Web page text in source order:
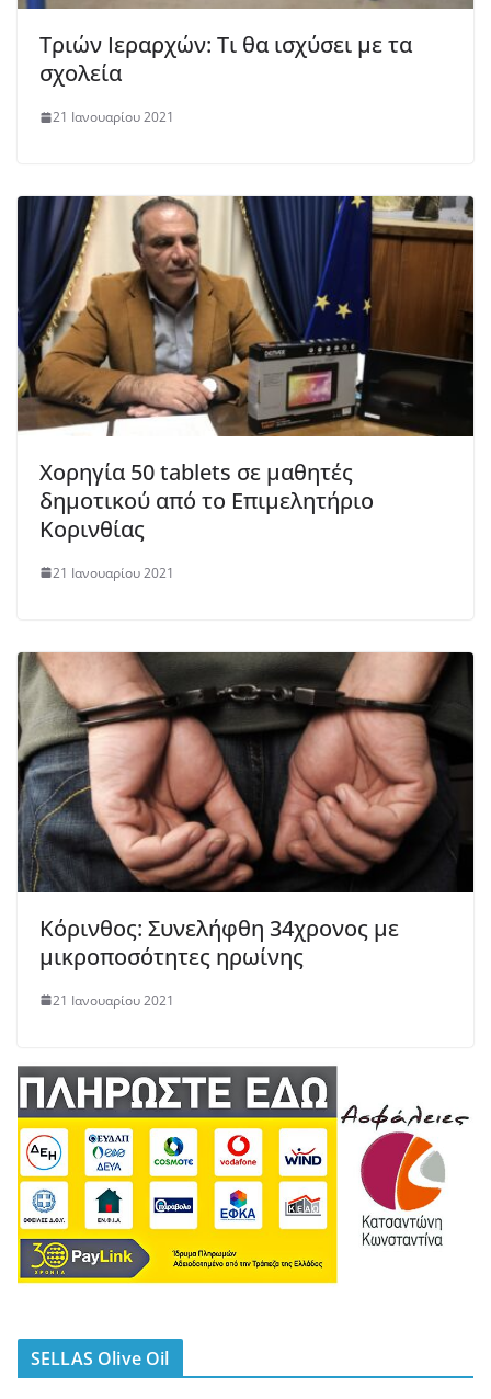
Τριών Ιεραρχών: Tι θα ισχύσει με τα
σχολεία
21 Ιανουαρίου 2021
Χορηγία 50 tablets σε μαθητές
δημοτικού από το Επιμελητήριο
Κορινθίας
21 Ιανουαρίου 2021
Κόρινθος: Συνελήφθη 34χρονος με
μικροποσότητες ηρωίνης
21 Ιανουαρίου 2021
SELLAS Olive Oil